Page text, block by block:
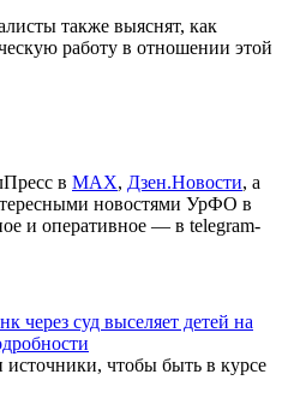
также выяснят, как
работу в отношении этой
в МАХ, Дзен.Новости, а
новостями УрФО в
и оперативное — в telegram-
суд выселяет детей на
источники, чтобы быть в курсе